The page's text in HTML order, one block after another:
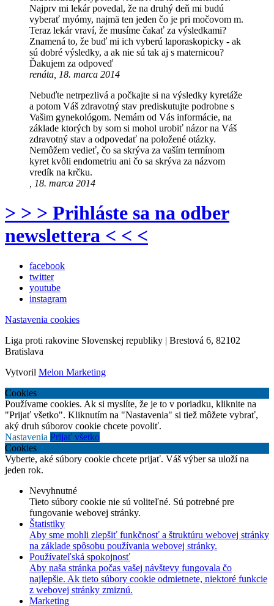
Najprv mi lekár povedal, že na druhý deň mi budú
vyberať myómy, najmä ten jeden čo je pri močovom m.
Teraz lekár vraví, že musíme čakať za výsledkami?
Znamená to, že buď mi ich vyberú laporaskopicky - ak
sú dobré výsledky, a ak nie sú tak aj s maternicou?
Ďakujem za odpoveď
renáta, 18. marca 2014
Nebuďte netrpezlivá a počkajte si na výsledky kyretáže
a potom Váš zdravotný stav prediskutujte podrobne s
Vašim gynekológom. Nemám od Vás informácie, na
základe ktorých by som si mohol urobiť názor na Váš
zdravotný stav a odpovedať na položené otázky.
Nemôžem vedieť, čo sa skrýva za vaším termínom
kyret kvôli endometriu ani čo sa skrýva za názvom
vredík na krčku.
, 18. marca 2014
> > > Prihláste sa na odber
newslettera < < <
facebook
twitter
youtube
instagram
Nastavenia cookies
Liga proti rakovine Slovenskej republiky | Brestová 6, 82102
Bratislava
Vytvoril Melon Marketing
Cookies
Používame cookies. Ak si myslíte, že je to v poriadku, kliknite na
"Prijať všetko". Kliknutím na "Nastavenia" si tiež môžete vybrať,
aký druh súborov cookie chcete povoliť.
Nastavenia Prijať všetko
Cookies
Vyberte, aké súbory cookie chcete prijať. Váš výber sa uloží na
jeden rok.
Nevyhnutné
Tieto súbory cookie nie sú voliteľné. Sú potrebné pre
fungovanie webovej stránky.
Štatistiky
Aby sme mohli zlepšiť funkčnosť a štruktúru webovej stránky
na základe spôsobu používania webovej stránky.
Používateľská spokojnosť
Aby naša stránka počas vašej návštevy fungovala čo
najlepšie. Ak tieto súbory cookie odmietnete, niektoré funkcie
z webovej stránky zmiznú.
Marketing